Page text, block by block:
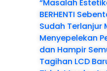
“Masalah
BERHENTI
Sudah Terlanjur
Menyepelekan
dan Hampir
Tagihan LCD